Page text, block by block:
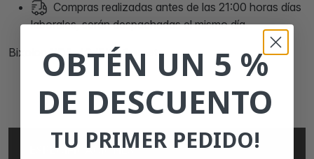
Compras realizadas antes de las 21:00 horas días
laborales, serán despachadas el mismo día.
Bixolon XD5-40dEK ethernet
ESPECIFICACIONES
OBTÉN UN 5 %
DE DESCUENTO
TU PRIMER PEDIDO!